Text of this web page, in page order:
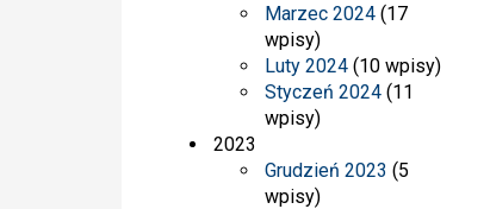
Marzec 2024 (17
wpisy)
Luty 2024 (10 wpisy)
Styczeń 2024 (11
wpisy)
2023
Grudzień 2023 (5
wpisy)